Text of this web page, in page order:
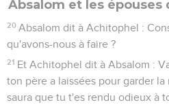
Absalom et les épouses
20 Absalom dit à Achitophel :
qu'avons-nous à faire ?
21 Et Achitophel dit à Absalom :
ton père a laissées pour garder la
saura que tu t'es rendu odieux à